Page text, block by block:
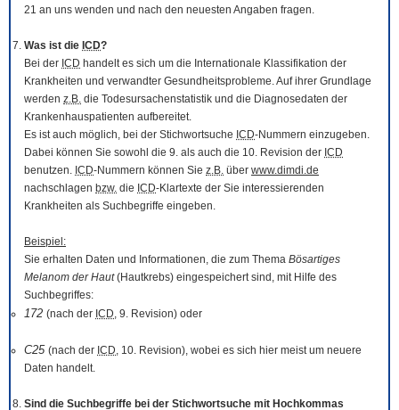
21 an uns wenden und nach den neuesten Angaben fragen.
Was ist die ICD?
Bei der ICD handelt es sich um die Internationale Klassifikation der
Krankheiten und verwandter Gesundheitsprobleme. Auf ihrer Grundlage
werden z.B. die Todesursachenstatistik und die Diagnosedaten der
Krankenhauspatienten aufbereitet.
Es ist auch möglich, bei der Stichwortsuche ICD-Nummern einzugeben.
Dabei können Sie sowohl die 9. als auch die 10. Revision der ICD
benutzen. ICD-Nummern können Sie z.B. über www.dimdi.de
nachschlagen bzw. die ICD-Klartexte der Sie interessierenden
Krankheiten als Suchbegriffe eingeben.
Beispiel:
Sie erhalten Daten und Informationen, die zum Thema Bösartiges
Melanom der Haut(Hautkrebs) eingespeichert sind, mit Hilfe des
Suchbegriffes:
172 (nach der ICD, 9. Revision) oder
C25 (nach der ICD, 10. Revision), wobei es sich hier meist um neuere
Daten handelt.
Sind die Suchbegriffe bei der Stichwortsuche mit Hochkommas